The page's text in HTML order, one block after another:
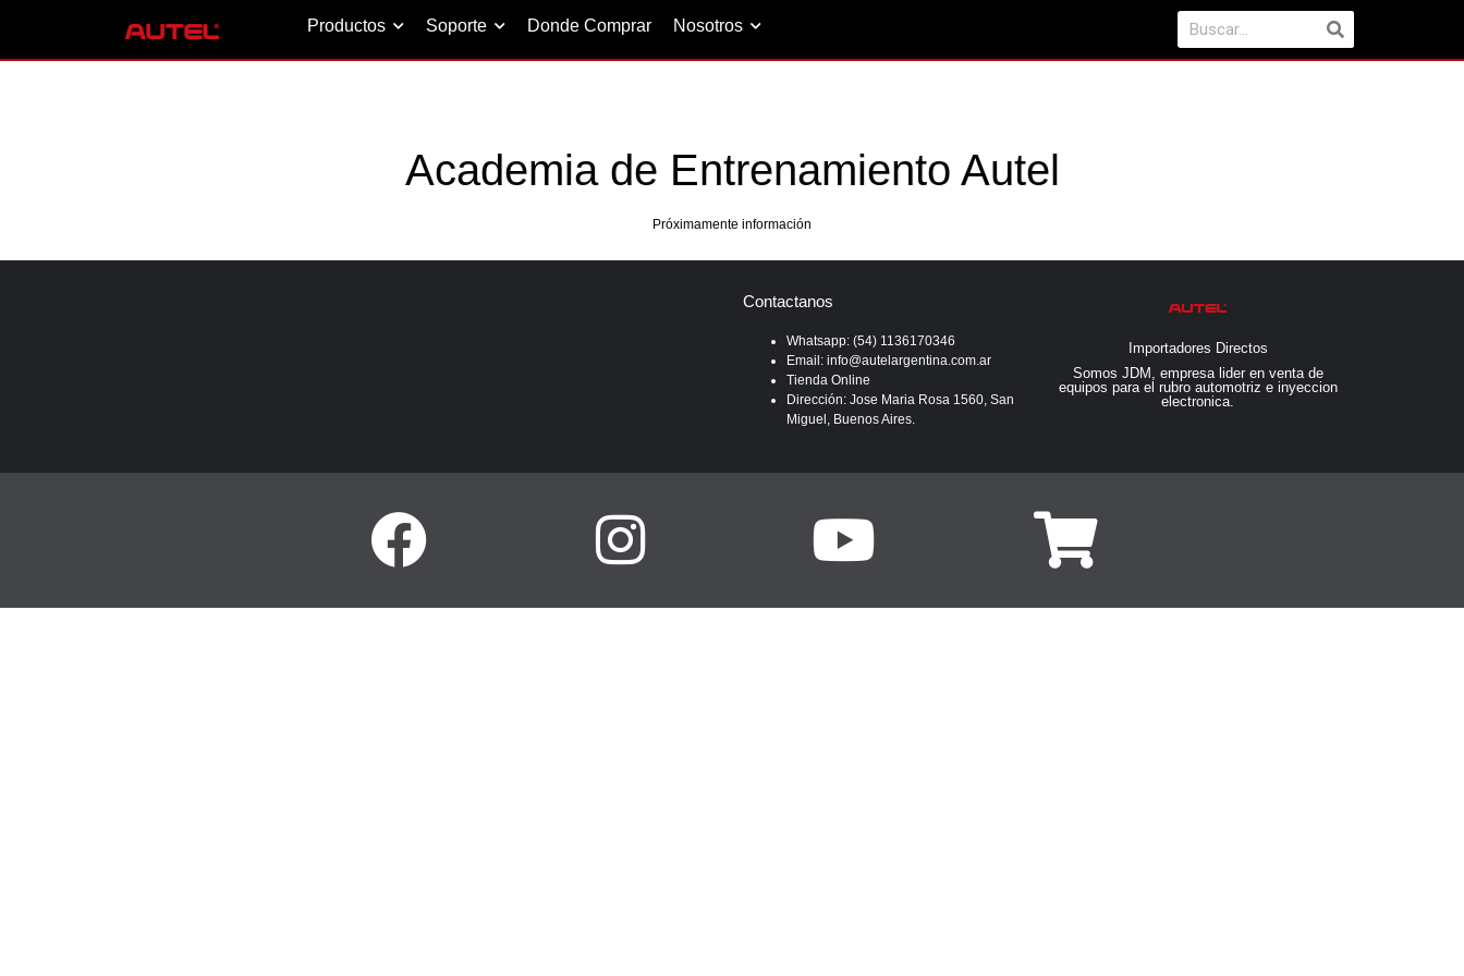
Productos Soporte Donde Comprar Nosotros
Academia de Entrenamiento Autel
Próximamente información
Contactanos
Whatsapp: (54) 1136170346
Email: info@autelargentina.com.ar
Tienda Online
Dirección: Jose Maria Rosa 1560, San
Miguel, Buenos Aires.
Importadores Directos
Somos JDM, empresa lider en venta de
equipos para el rubro automotriz e inyeccion
electronica.